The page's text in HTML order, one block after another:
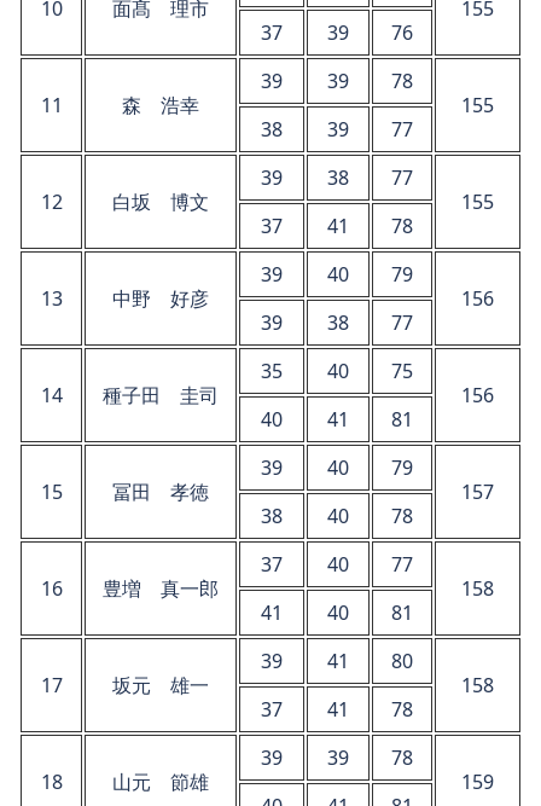
10 面髙 理市
155
37
39 76
11 森 浩幸
39 39
78
155
38
39 77
12 白坂 博文
39 38
77
155
37
41 78
13 中野 好彦
39 40
79
156
39
38 77
14 種子田 圭司
35 40
75
156
40
41 81
15 冨田 孝徳
39 40
79
157
38
40 78
16 豊増 真一郎
37 40
77
158
41
40 81
17 坂元 雄一
39 41
80
158
37
41 78
18 山元 節雄
39 39
78
159